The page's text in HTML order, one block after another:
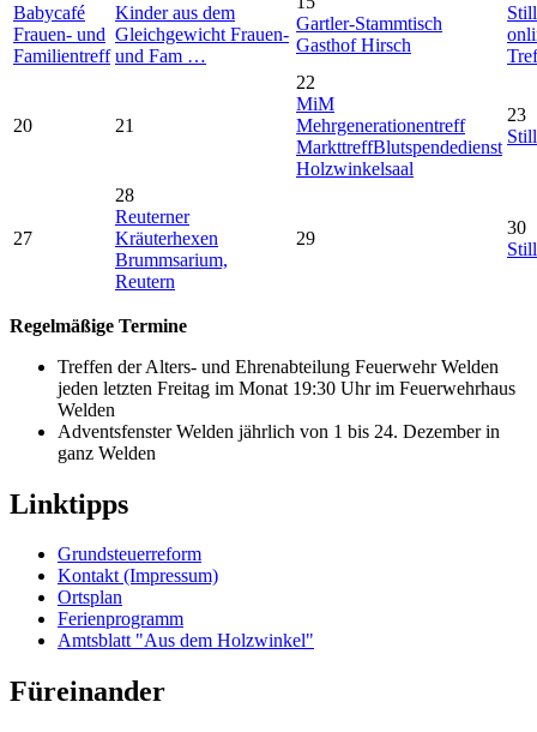
Babycafé
Frauen- und
Familientreff
Kinder aus dem
Gleichgewicht Frauen-
und Fam …
Gartler-Stammtisch
Gasthof Hirsch
20 21
22
MiM
Mehrgenerationentreff
MarkttreffBlutspendedienst
Holzwinkelsaal
23
27
28
Reuterner
Kräuterhexen
Brummsarium,
Reutern
29
30
Regelmäßige Termine
Treffen der Alters- und Ehrenabteilung Feuerwehr Welden
jeden letzten Freitag im Monat 19:30 Uhr im Feuerwehrhaus
Welden
Adventsfenster Welden jährlich von 1 bis 24. Dezember in
ganz Welden
Linktipps
Grundsteuerreform
Kontakt (Impressum)
Ortsplan
Ferienprogramm
Amtsblatt "Aus dem Holzwinkel"
Füreinander